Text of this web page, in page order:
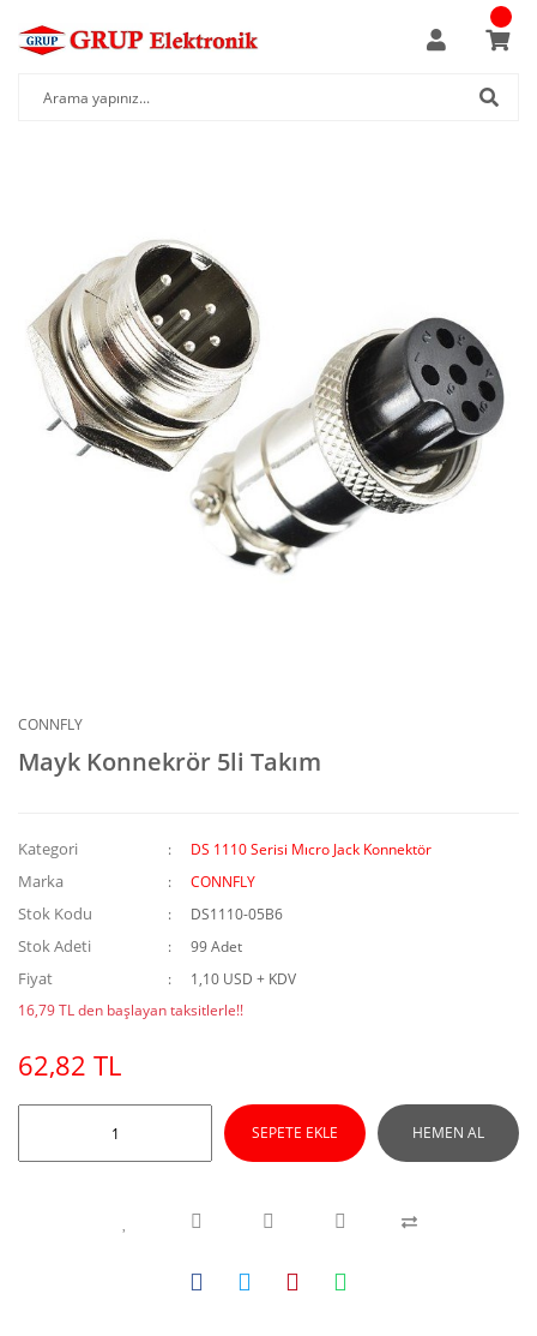
CONNFLY
Mayk Konnekrör 5li Takım
Kategori DS 1110 Serisi Mıcro Jack Konnektör
Marka CONNFLY
Stok Kodu DS1110-05B6
Stok Adeti 99 Adet
Fiyat
1,10 USD + KDV
16,79 TL den başlayan taksitlerle!!
62,82 TL
SEPETE EKLE HEMEN AL